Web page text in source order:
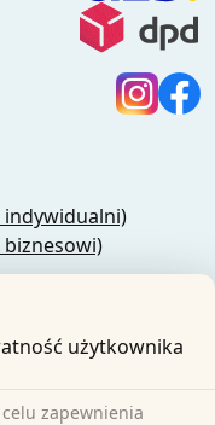
użytkownika
zapewnienia